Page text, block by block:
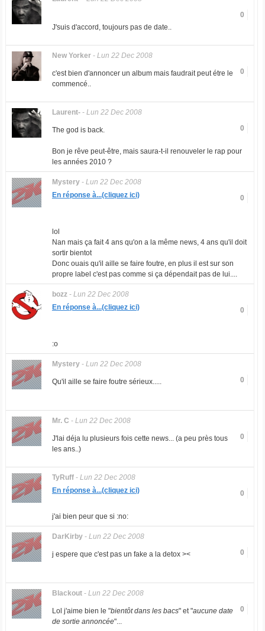
0
J'suis d'accord, toujours pas de date..
New Yorker- Lun 22 Dec 2008
0
c'est bien d'annoncer un album mais faudrait peut étre le
commencé..
Laurent-- Lun 22 Dec 2008
0
The god is back.
Bon je rêve peut-être, mais saura-t-il renouveler le rap pour
les années 2010 ?
Mystery- Lun 22 Dec 2008
0
En réponse à...(cliquez ici)
lol
Nan mais ça fait 4 ans qu'on a la même news, 4 ans qu'il doit
sortir bientot
Donc ouais qu'il aille se faire foutre, en plus il est sur son
propre label c'est pas comme si ça dépendait pas de lui....
bozz- Lun 22 Dec 2008
0
En réponse à...(cliquez ici)
:o
Mystery- Lun 22 Dec 2008
0
Qu'il aille se faire foutre sérieux.....
Mr. C - Lun 22 Dec 2008
0
J'lai déja lu plusieurs fois cette news... (a peu près tous
les ans..)
TyRuff- Lun 22 Dec 2008
0
En réponse à...(cliquez ici)
j'ai bien peur que si :no:
DarKirby- Lun 22 Dec 2008
0
j espere que c'est pas un fake a la detox ><
Blackout- Lun 22 Dec 2008
0
Lol j'aime bien le "bientôt dans les bacs" et "aucune date
de sortie annoncée"...